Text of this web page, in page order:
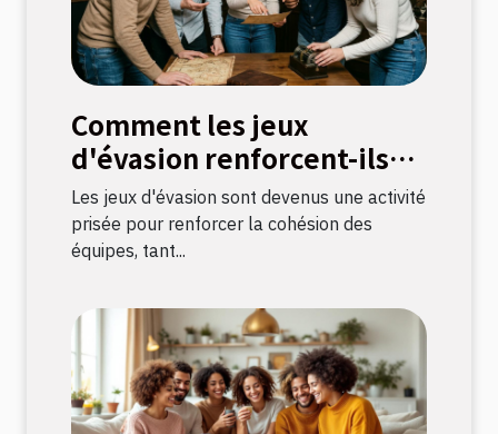
Comment les jeux
d'évasion renforcent-ils
les liens d'équipe ?
Les jeux d'évasion sont devenus une activité
prisée pour renforcer la cohésion des
équipes, tant...